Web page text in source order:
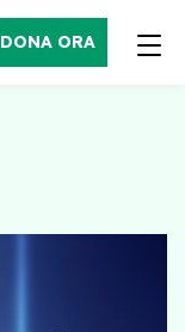
DONA ORA